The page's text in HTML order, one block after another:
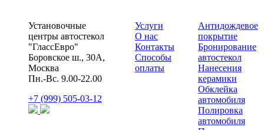
Установочные
центры автостекол
"ГлассЕвро"
Боровское ш., 30А,
Москва
Пн.-Вс. 9.00-22.00
+7 (999) 505-03-12
Услуги
О нас
Контакты
Способы
оплаты
Антидождевое
покрытие
Бронирование
автостекол
Нанесения
керамики
Обклейка
автомобиля
Полировка
автомобиля